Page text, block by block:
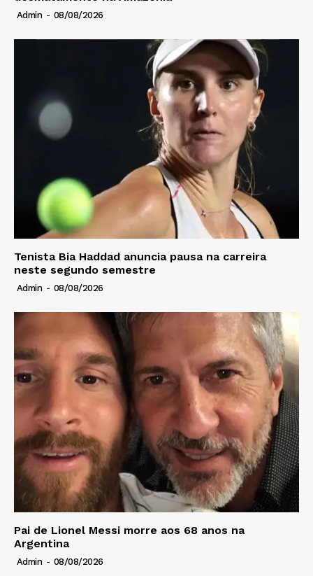
Admin - 08/08/2026
Tenista Bia Haddad anuncia pausa na carreira
neste segundo semestre
Admin - 08/08/2026
Pai de Lionel Messi morre aos 68 anos na
Argentina
Admin - 08/08/2026